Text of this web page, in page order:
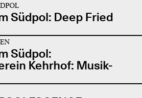
Südpol: Deep Fried
Südpol:
Kehrhof: Musik-